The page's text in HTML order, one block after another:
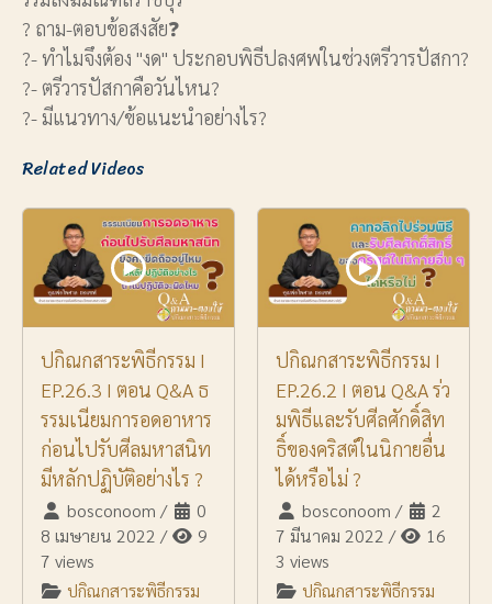
? ถาม-ตอบข้อสงสัย❓
?- ทำไมจึงต้อง "งด" ประกอบพิธีปลงศพในช่วงตรีวารปัสกา?
?- ตรีวารปัสกาคือวันไหน?
?- มีแนวทาง/ข้อแนะนำอย่างไร?
Related Videos
ปกิณกสาระพิธีกรรม I
EP.26.3 I ตอน Q&A ธ
รรมเนียมการอดอาหาร
ก่อนไปรับศีลมหาสนิท
มีหลักปฏิบัติอย่างไร ?
bosconoom /
0
8 เมษายน 2022 /
9
7 views
ปกิณกสาระพิธีกรรม
ปกิณกสาระพิธีกรรม I
EP.26.2 I ตอน Q&A ร่ว
มพิธีและรับศีลศักดิ์สิท
ธิ์ของคริสต์ในนิกายอื่น
ได้หรือไม่ ?
bosconoom /
2
7 มีนาคม 2022 /
16
3 views
ปกิณกสาระพิธีกรรม